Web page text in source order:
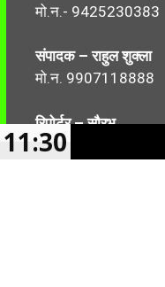
मो.न.- 9425230383
संपादक – राहुल शुक्ला
मो.न. 9907118888
रिपोर्टर – सौरभ
मो.न.-7499999906
11:30